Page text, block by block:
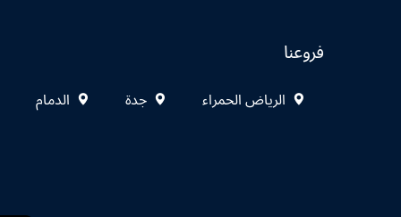
فروعنا
الرياض الحمراء جدة الدمام